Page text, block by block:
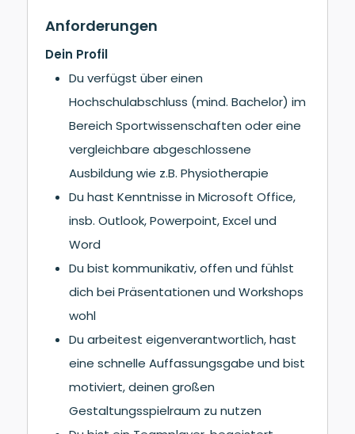
Anforderungen
Dein Profil
Du verfügst über einen
Hochschulabschluss (mind. Bachelor) im
Bereich Sportwissenschaften oder eine
vergleichbare abgeschlossene
Ausbildung wie z.B. Physiotherapie
Du hast Kenntnisse in Microsoft Office,
insb. Outlook, Powerpoint, Excel und
Word
Du bist kommunikativ, offen und fühlst
dich bei Präsentationen und Workshops
wohl
Du arbeitest eigenverantwortlich, hast
eine schnelle Auffassungsgabe und bist
motiviert, deinen großen
Gestaltungsspielraum zu nutzen